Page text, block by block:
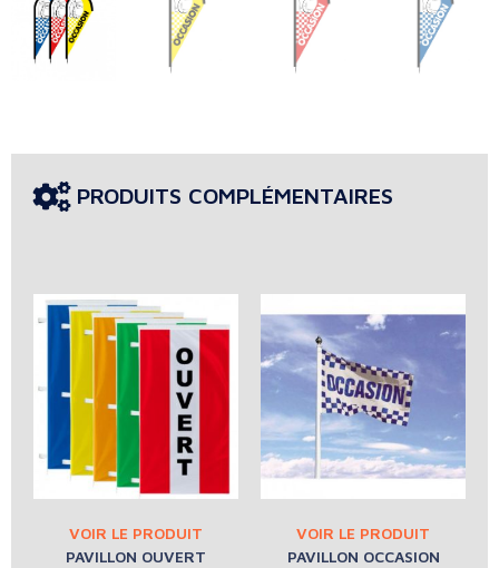
PRODUITS COMPLÉMENTAIRES
PAVILLON OUVERT
PAVILLON OCCASION